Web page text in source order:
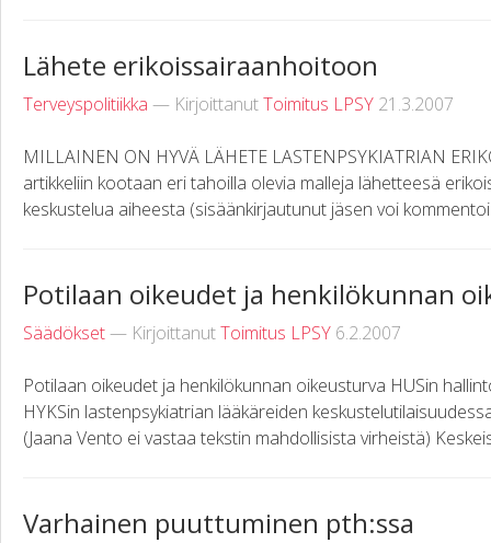
Lähete erikoissairaanhoitoon
Terveyspolitiikka — KirjoittanutToimitus LPSY 21.3.2007
MILLAINEN ON HYVÄ LÄHETE LASTENPSYKIATRIAN
artikkeliin kootaan eri tahoilla olevia malleja lähetteesä
keskustelua aiheesta (sisäänkirjautunut jäsen voi
Potilaan oikeudet ja henkilökunnan
Säädökset— KirjoittanutToimitus LPSY 6.2.2007
Potilaan oikeudet ja henkilökunnan oikeusturva HUSin
HYKSin lastenpsykiatrian lääkäreiden
(Jaana Vento ei vastaa tekstin mahdollisista virheistä)
Varhainen puuttuminen pth:ssa